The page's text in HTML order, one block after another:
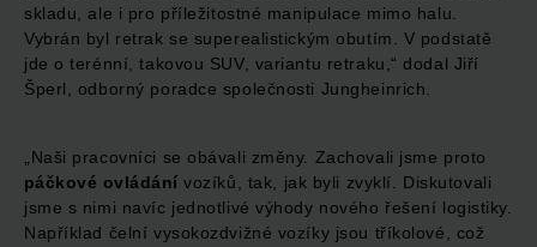
skladu, ale i pro příležitostné manipulace mimo halu.
Vybrán byl retrak se superealistickým obutím. V podstatě
jde o terénní, takovou SUV, variantu retraku,“ dodal Jiří
Šperl, odborný poradce společnosti Jungheinrich.
„Naši pracovníci se obávali změny. Zachovali jsme proto
páčkové ovládání vozíků, tak, jak byli zvyklí. Diskutovali
jsme s nimi navíc jednotlivé výhody nového řešení logistiky.
Například čelní vysokozdvižné vozíky jsou tříkolové, což